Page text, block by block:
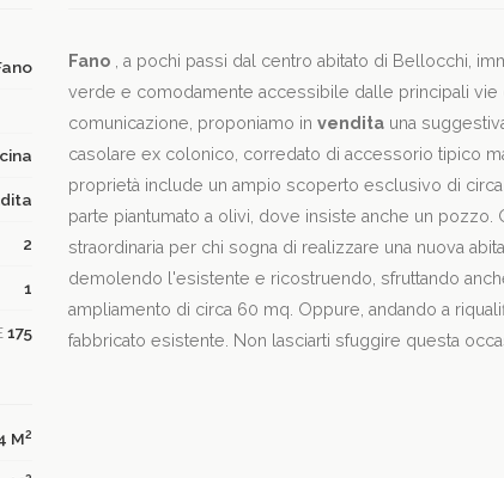
2
1
175
M2
Fano , a pochi passi dal centro abitato di Bellocchi,
verde e comodamente accessibile dalle principali vie
comunicazione, proponiamo invendita una
casolare ex colonico, corredato di accessorio tipico
proprietà include un ampio scoperto esclusivo di
parte piantumato a olivi, dove insiste anche un pozzo.
straordinaria per chi sogna di realizzare una nuova
demolendo l'esistente e ricostruendo, sfruttando
ampliamento di circa 60 mq. Oppure, andando a
fabbricato esistente. Non lasciarti sfuggire questa